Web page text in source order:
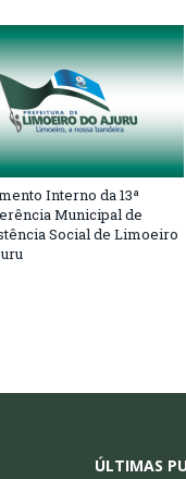
Interno da 13ª
Municipal de
Social de Limoeiro
ÚLTIMAS